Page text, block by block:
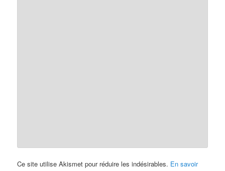
Ce site utilise Akismet pour réduire les indésirables. En savoir